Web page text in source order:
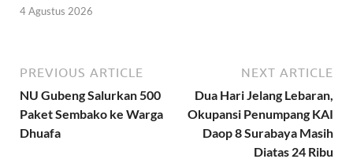
4 Agustus 2026
PREVIOUS ARTICLE
NU Gubeng Salurkan 500
Paket Sembako ke Warga
Dhuafa
NEXT ARTICLE
Dua Hari Jelang Lebaran,
Okupansi Penumpang KAI
Daop 8 Surabaya Masih
Diatas 24 Ribu